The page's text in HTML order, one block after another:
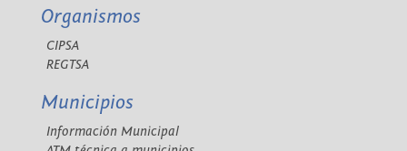
Organismos
CIPSA
REGTSA
Municipios
Información Municipal